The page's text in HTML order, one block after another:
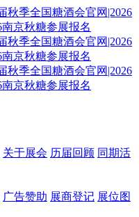
关于展会 历届回顾 同期活
广告赞助 展商登记 展位图